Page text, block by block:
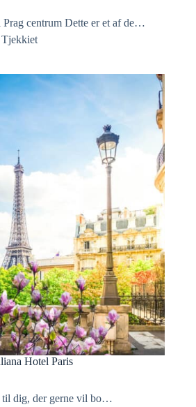
Prag centrum Dette er et af de…
Tjekkiet
Hotel Paris
til dig, der gerne vil bo…